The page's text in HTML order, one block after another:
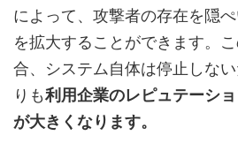
によって、攻撃者の存在を隠
を拡大することができます。
合、システム自体は停止しな
りも利用企業のレピュテーシ
が大きくなります。